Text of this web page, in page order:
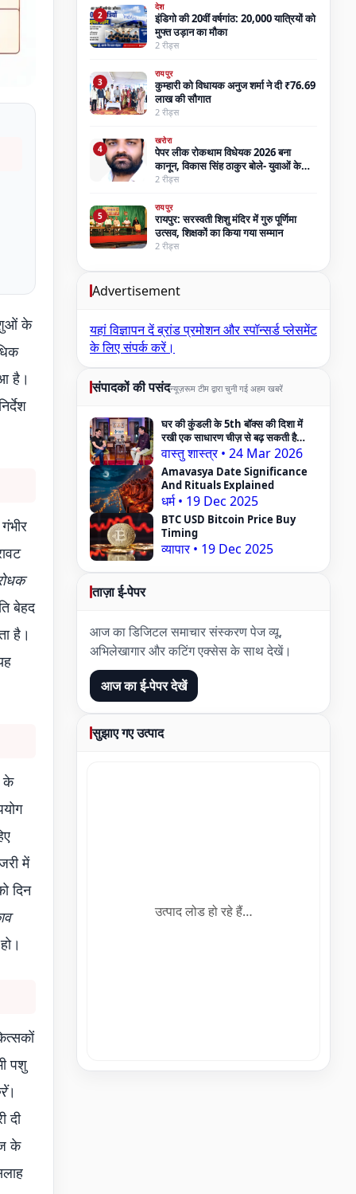
के
है।
बेहद
है।
के
में
दिन
पशु
।
दी
के
2
देश
इंडिगो की 20वीं वर्षगांठ: 20,000 यात्रियों को
मुफ्त उड़ान का मौका
2 रीड्स
3
रायपुर
कुम्हारी को विधायक अनुज शर्मा ने दी ₹76.69
लाख की सौगात
2 रीड्स
4
खरोरा
पेपर लीक रोकथाम विधेयक 2026 बना
कानून, विकास सिंह ठाकुर बोले- युवाओं के
भविष्य की होगी सुरक्षा
2 रीड्स
5
रायपुर
रायपुर: सरस्वती शिशु मंदिर में गुरु पूर्णिमा
उत्सव, शिक्षकों का किया गया सम्मान
2 रीड्स
Advertisement
यहां विज्ञापन देंब्रांड प्रमोशन और स्पॉन्सर्ड प्लेसमेंट
के लिए संपर्क करें।
संपादकों की पसंदन्यूज़रूम टीम द्वारा चुनी गई अहम खबरें
घर की कुंडली के 5th बॉक्स की दिशा में
रखी एक साधारण चीज़ से बढ़ सकती है
Pregnancy Problem — Vastu
Expert का दावा
वास्तु शास्त्र • 24 Mar 2026
Amavasya Date Significance
And Rituals Explained
धर्म • 19 Dec 2025
BTC USD Bitcoin Price Buy
Timing
व्यापार • 19 Dec 2025
ताज़ा ई-पेपर
आज का डिजिटल समाचार संस्करण पेज व्यू,
अभिलेखागार और कटिंग एक्सेस के साथ देखें।
आज का ई-पेपर देखें
सुझाए गए उत्पाद
उत्पाद लोड हो रहे हैं…